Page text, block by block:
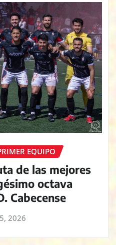
EQUIPO
de las mejores
octava
Cabecense
2026